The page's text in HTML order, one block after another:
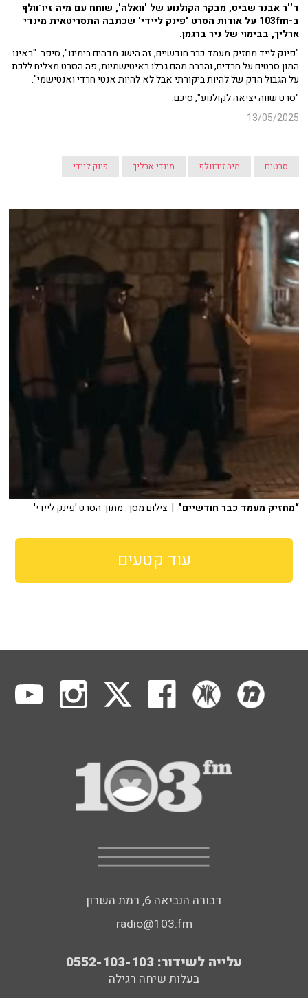
ד''ר אבנר שביט, מבקר הקולנוע של 'וואלה', שוחח עם מיה זיו־וולף
ב-103fm על אודות הסרט 'פינק ליידי' שכתבה התסריטאית מינדי
ארליך, בבימוי של ניר ברגמן.
"פינק לייד מחזיק מעמד כבר חודשיים, זה הישג מדהים בימינו", סיפר. "ראינו
המון סרטים על חרדים, והרבה מהם גבלו באיטישמיות, פה הסרט מצליח ללכת
על הגבול הדק של להיות ביקורתי אבל לא להיות אנטי חרדי ואנטישמי".
"סרט שווה יציאה לקולנוע", סיכם.
13/05/2025
סרטים מיה זיו־וולף מינדי ארליך פינק ליידי
“מחזיק מעמד כבר חודשיים" | צילום מסך: מתוך הסרט 'פינק ליידי'
עוד קטעים
דבורה הנביאה 6, רמת השרון
radio@103.fm
עלייה לשידור: 0552-103-103
בעלות שיחה רגילה